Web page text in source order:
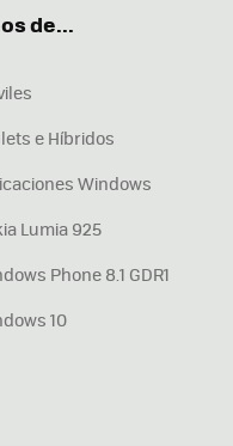
de...
e Híbridos
Windows
Lumia 925
Phone 8.1 GDR1
10